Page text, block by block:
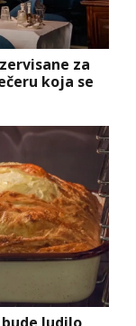
za
koja se